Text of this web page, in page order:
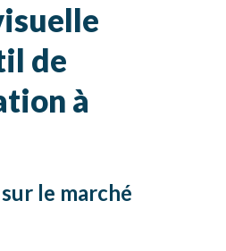
de
à
le marché